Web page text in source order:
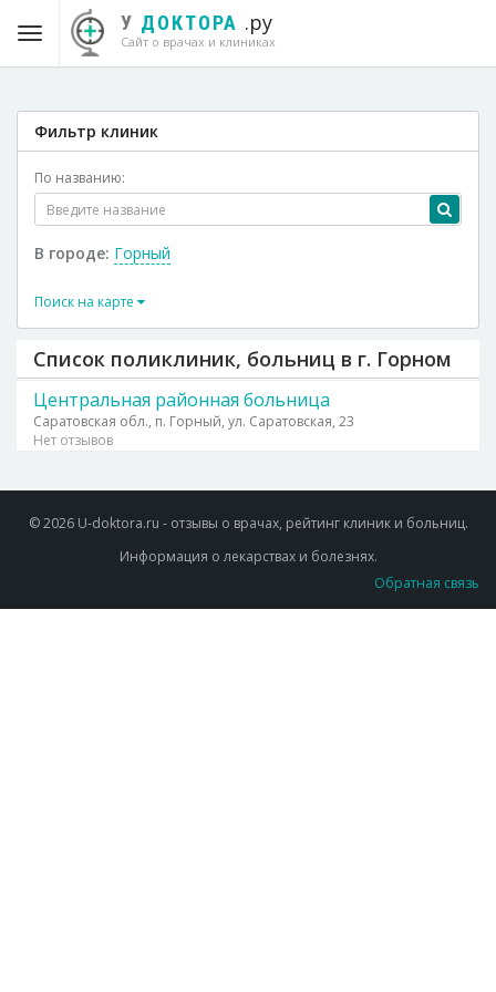
У ДОКТОРА .ру
Сайт о врачах и клиниках
Фильтр клиник
По названию:
В городе: Горный
Поиск на карте
Список поликлиник, больниц в г. Горном
Центральная районная больница
Саратовская обл., п. Горный, ул. Саратовская, 23
Нет отзывов
© 2026 U-doktora.ru - отзывы о врачах, рейтинг клиник и больниц.
Информация о лекарствах и болезнях.
Обратная связь